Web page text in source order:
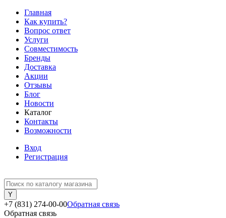
Главная
Как купить?
Вопрос ответ
Услуги
Совместимость
Бренды
Доставка
Акции
Отзывы
Блог
Новости
Каталог
Контакты
Возможности
Вход
Регистрация
+7 (831) 274-00-00Обратная связь
Обратная связь